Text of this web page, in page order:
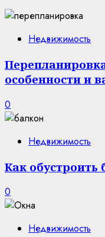
Недвижимость
особенности и
0
Недвижимость
Как обустроить
0
Недвижимость